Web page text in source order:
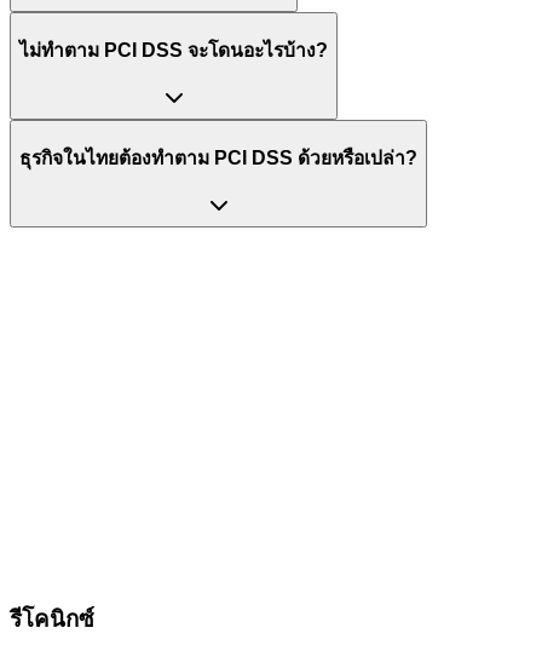
ไม่ทำตาม PCI DSS จะโดนอะไรบ้าง?
ธุรกิจในไทยต้องทำตาม PCI DSS ด้วยหรือเปล่า?
รีโคนิกซ์